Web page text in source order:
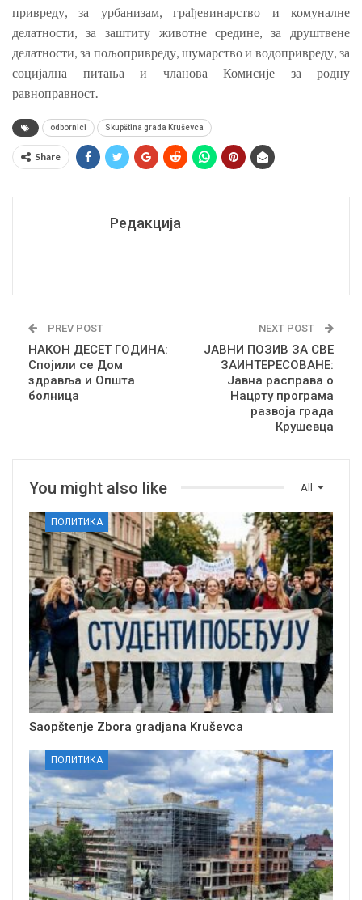
привреду, за урбанизам, грађевинарство и комуналне
делатности, за заштиту животне средине, за друштвене
делатности, за пољопривреду, шумарство и водопривреду, за
социјална питања и чланова Комисије за родну
равноправност.
odbornici Skupština grada Kruševca
Share
Редакција
PREV POST
НАКОН ДЕСЕТ ГОДИНА:
Спојили се Дом
здравља и Општа
болница
NEXT POST
ЈАВНИ ПОЗИВ ЗА СВЕ
ЗАИНТЕРЕСОВАНЕ:
Јавна расправа о
Нацрту програма
развоја града
Крушевца
All
You might also like
ПОЛИТИКА
Saopštenje Zbora gradjana Kruševca
ПОЛИТИКА